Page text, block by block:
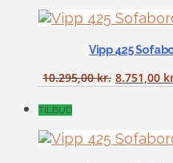
Vipp 425
10.295,00kr. 8.751,00
TILBUD